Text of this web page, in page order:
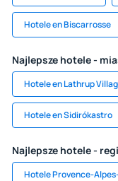
Hotele en Biscarrosse
Najlepsze hotele -
Hotele en Lathrup
Hotele en Sidirókastro
Najlepsze hotele -
Hotele Provence-